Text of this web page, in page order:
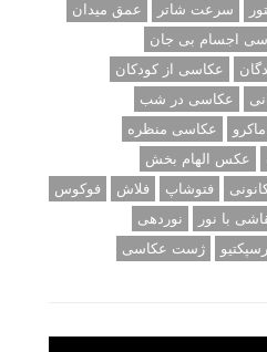
سرعت شاتر
عمق میدان
اجسام بی جان
عکاسی از کودکان
عکاسی در شب
عکاسی منظره
عکس الهام بخش
فتوشاپ فلاش
فوکوس
با نور
نوردهی
ژست عکاسی